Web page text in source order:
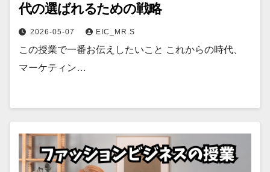
代の選ばれるための戦略
2026-05-07 EIC_MR.S
この授業で一番お伝えしたいこと これからの時代、
マーケティン…